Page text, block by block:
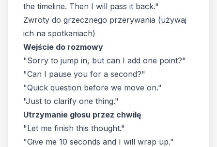
the timeline. Then I will pass it back."
Zwroty do grzecznego przerywania (używaj
ich na spotkaniach)
Wejście do rozmowy
"Sorry to jump in, but can I add one point?"
"Can I pause you for a second?"
"Quick question before we move on."
"Just to clarify one thing."
Utrzymanie głosu przez chwilę
"Let me finish this thought."
"Give me 10 seconds and I will wrap up."